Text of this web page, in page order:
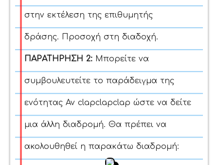
στην εκτέλεση της επιθυμητής
δράσης. Προσοχή στη διαδοχή.
ΠΑΡΑΤΗΡΗΣΗ 2: Μπορείτε να
συμβουλευτείτε το παράδειγμα της
ενότητας Αν clapclapclap ώστε να δείτε
μια άλλη διαδρομή. Θα πρέπει να
ακολουθηθεί η παρακάτω διαδρομή: